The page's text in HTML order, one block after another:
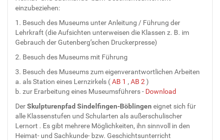
einzubeziehen:
1. Besuch des Museums unter Anleitung / Führung der
Lehrkraft (die Aufsichten unterweisen die Klassen z. B. im
Gebrauch der Gutenberg’schen Druckerpresse)
2. Besuch des Museums mit Führung
3. Besuch des Museums zum eigenverantwortlichen Arbeiten
a. als Station eines Lernzirkels (AB 1 , AB 2 )
b. zur Erarbeitung eines Museumsführers - Download
DerSkulpturenpfad Sindelfingen-Böblingen eignet sich für
alle Klassenstufen und Schularten als außerschulischer
Lernort . Es gibt mehrere Möglichkeiten, ihn sinnvoll in den
Heimat- und Sachkunde- bzw. Geschichtsunterricht